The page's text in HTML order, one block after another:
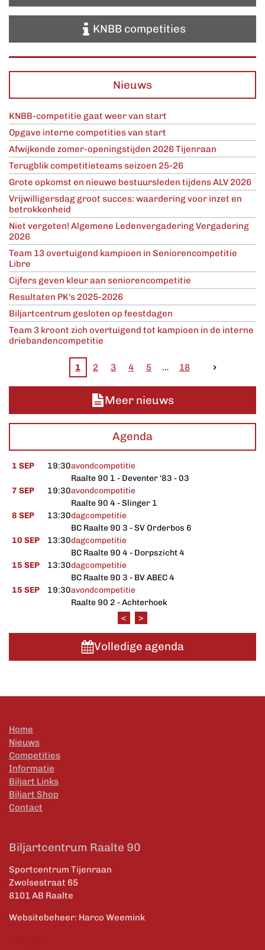
KNBB competities
Nieuws
KNBB-competitie gaat weer van start
Opgave interne competities van start
Afwijkende zomer-openingstijden 2026 Tijenraan
Terugblik competitieteams seizoen 25-26
Grote opkomst en nieuwe bestuursleden tijdens ALV 2026
Vrijwilligersdag groot succes: waardering voor inzet en
betrokkenheid
Niet vergeten! Algemene Ledenvergadering Vergadering
2026
Team 13 overtuigend kampioen in Seniorencompetitie
Libre
Cijfers geven kleur aan seniorencompetitie
Resultaten PK's 2025-2026
Biljartcentrum gesloten op feestdagen
Team 3 kroont zich overtuigend tot kampioen in de interne
driebandencompetitie
1 2 3 4 5 18
Meer nieuws
Agenda
1 SEP 19:30avondcompetitie
Raalte 90 1 - Deventer '83 - 03
7 SEP
19:30avondcompetitie
Raalte 90 4 - Slinger 1
8 SEP
13:30dagcompetitie
BC Raalte 90 3 - SV Orderbos 6
10 SEP
13:30dagcompetitie
BC Raalte 90 4 - Dorpszicht 4
15 SEP
13:30dagcompetitie
BC Raalte 90 3 - BV ABEC 4
15 SEP
19:30avondcompetitie
Raalte 90 2 - Achterhoek
<
>
Volledige agenda
Home
Nieuws
Competities
Informatie
Biljart Links
Biljart Shop
Contact
Biljartcentrum Raalte 90
Sportcentrum Tijenraan
Zwolsestraat 65
8101 AB Raalte
Websitebeheer: Harco Weemink